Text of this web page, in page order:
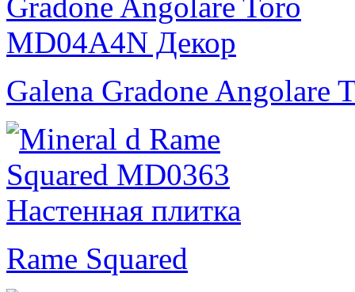
Galena Gradone Angolare
Rame Squared